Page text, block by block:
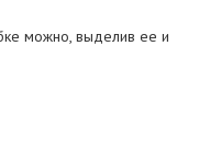
можно, выделив ее и